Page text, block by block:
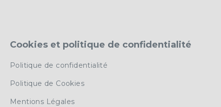
Cookies et politique de confidentialité
Politique de confidentialité
Politique de Cookies
Mentions Légales